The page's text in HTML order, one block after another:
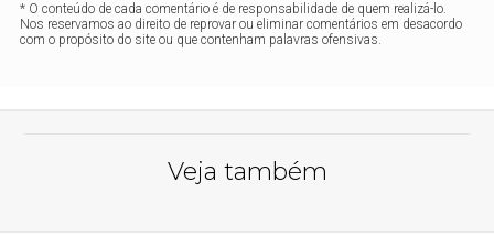
* O conteúdo de cada comentário é de responsabilidade de quem realizá-lo.
Nos reservamos ao direito de reprovar ou eliminar comentários em desacordo
com o propósito do site ou que contenham palavras ofensivas.
Veja também